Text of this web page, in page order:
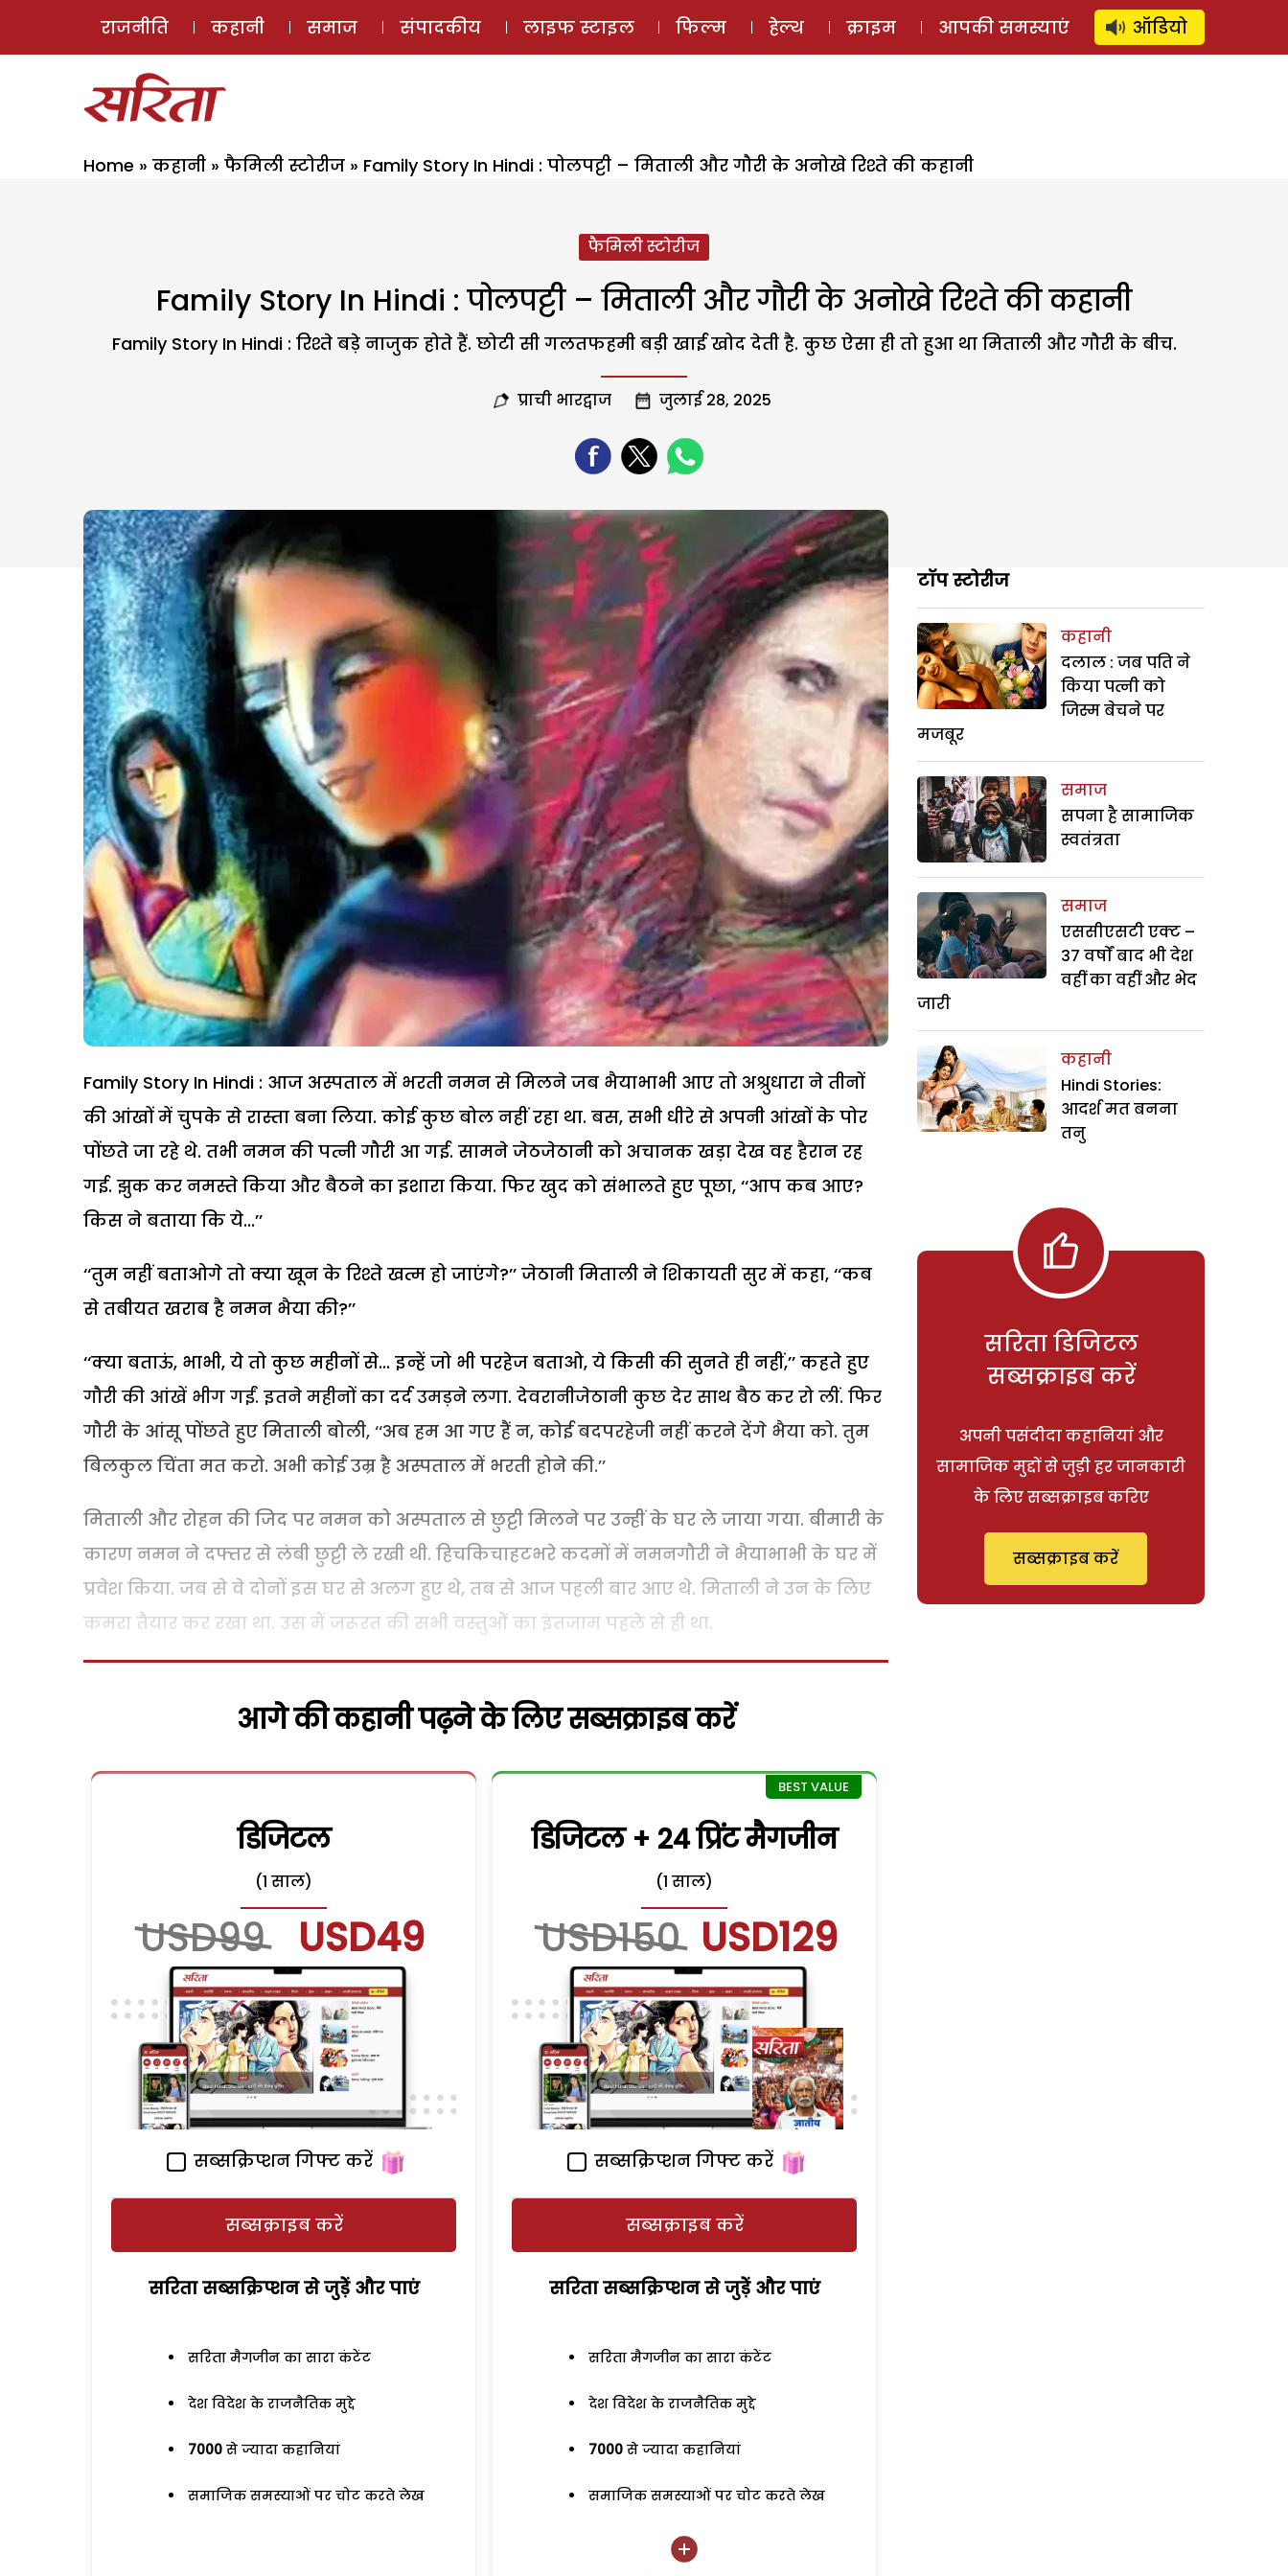
ई-मैगज़ीन ऑडियो स्टोरी लॉग इन ⚲ SUBSCRIBE
राजनीति कहानी समाज संपादकीय लाइफ स्टाइल फिल्म हेल्थ क्राइम आपकी समस्याएं ऑडियो
Home » कहानी » फैमिली स्टोरीज » Family Story In Hindi : पोलपट्टी – मिताली और गौरी के अनोखे रिश्ते की कहानी
फैमिली स्टोरीज
Family Story In Hindi : पोलपट्टी – मिताली और गौरी के अनोखे रिश्ते की कहानी
Family Story In Hindi : रिश्ते बड़े नाजुक होते हैं. छोटी सी गलतफहमी बड़ी खाई खोद देती है. कुछ ऐसा ही तो हुआ था मिताली और गौरी के बीच.
प्राची भारद्वाज जुलाई 28, 2025
Family Story In Hindi : आज अस्पताल में भरती नमन से मिलने जब भैयाभाभी आए तो अश्रुधारा ने तीनों
की आंखों में चुपके से रास्ता बना लिया. कोई कुछ बोल नहीं रहा था. बस, सभी धीरे से अपनी आंखों के पोर
पोंछते जा रहे थे. तभी नमन की पत्नी गौरी आ गई. सामने जेठजेठानी को अचानक खड़ा देख वह हैरान रह
गई. झुक कर नमस्ते किया और बैठने का इशारा किया. फिर खुद को संभालते हुए पूछा, ‘‘आप कब आए?
किस ने बताया कि ये...’’
‘‘तुम नहीं बताओगे तो क्या खून के रिश्ते खत्म हो जाएंगे?’’ जेठानी मिताली ने शिकायती सुर में कहा, ‘‘कब
से तबीयत खराब है नमन भैया की?’’
‘‘क्या बताऊं, भाभी, ये तो कुछ महीनों से... इन्हें जो भी परहेज बताओ, ये किसी की सुनते ही नहीं,’’ कहते हुए
गौरी की आंखें भीग गईं. इतने महीनों का दर्द उमड़ने लगा. देवरानीजेठानी कुछ देर साथ बैठ कर रो लीं. फिर
गौरी के आंसू पोंछते हुए मिताली बोली, ‘‘अब हम आ गए हैं न, कोई बदपरहेजी नहीं करने देंगे भैया को. तुम
बिलकुल चिंता मत करो. अभी कोई उम्र है अस्पताल में भरती होने की.’’
मिताली और रोहन की जिद पर नमन को अस्पताल से छुट्टी मिलने पर उन्हीं के घर ले जाया गया. बीमारी के
कारण नमन ने दफ्तर से लंबी छुट्टी ले रखी थी. हिचकिचाहटभरे कदमों में नमनगौरी ने भैयाभाभी के घर में
प्रवेश किया. जब से वे दोनों इस घर से अलग हुए थे, तब से आज पहली बार आए थे. मिताली ने उन के लिए
कमरा तैयार कर रखा था. उस में जरूरत की सभी वस्तुओं का इंतजाम पहले से ही था.
आगे की कहानी पढ़ने के लिए सब्सक्राइब करें
डिजिटल
(1 साल)
USD99 USD49
सब्सक्रिप्शन गिफ्ट करें
सब्सक्राइब करें
सरिता सब्सक्रिप्शन से जुड़ेें और पाएं
सरिता मैगजीन का सारा कंटेंट
देश विदेश के राजनैतिक मुद्दे
7000 से ज्यादा कहानियां
समाजिक समस्याओं पर चोट करते लेख
डिजिटल + 24 प्रिंट मैगजीन
(1 साल)
USD150 USD129
सब्सक्रिप्शन गिफ्ट करें
सब्सक्राइब करें
सरिता सब्सक्रिप्शन से जुड़ेें और पाएं
सरिता मैगजीन का सारा कंटेंट
देश विदेश के राजनैतिक मुद्दे
7000 से ज्यादा कहानियां
समाजिक समस्याओं पर चोट करते लेख
टॉप स्टोरीज
कहानी
दलाल : जब पति ने
किया पत्नी को
जिस्म बेचने पर
मजबूर
समाज
सपना है सामाजिक
स्वतंत्रता
समाज
एससीएसटी एक्ट –
37 वर्षों बाद भी देश
वहीं का वहीं और भेद
जारी
कहानी
Hindi Stories:
आदर्श मत बनना
तनु
सरिता डिजिटल
सब्सक्राइब करें
अपनी पसंदीदा कहानियां और
सामाजिक मुद्दों से जुड़ी हर जानकारी
के लिए सब्सक्राइब करिए
सब्सक्राइब करें